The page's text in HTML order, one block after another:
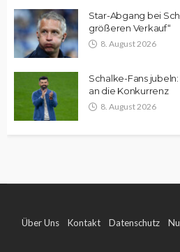
Star-Abgang bei
größeren Verkauf“
8. August 2026
Schalke-Fans
an die Konkurrenz
8. August 2026
Über Uns Kontakt Datenschutz